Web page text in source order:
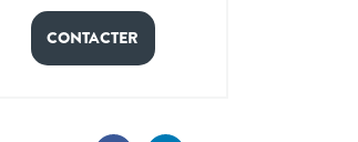
CONTACTER